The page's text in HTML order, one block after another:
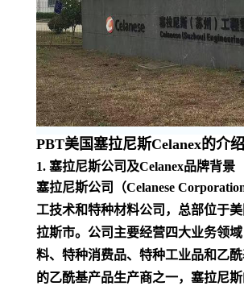
PBT美国塞拉尼斯Celanex的介绍
1. 塞拉尼斯公司及Celanex品牌背景
塞拉尼斯公司（Celanese
工技术和特种材料公司，总部位于
拉斯市。公司主要经营四大业务领
料、特种消费品、特种工业品和乙
的乙酰基产品生产商之一，塞拉尼